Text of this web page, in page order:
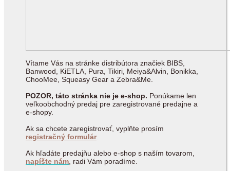
Vítame Vás na stránke distribútora značiek BIBS,
Banwood, KiETLA, Pura, Tikiri, Meiya&Alvin, Bonikka,
ChooMee, Squeasy Gear a Zebra&Me.
POZOR, táto stránka nie je e-shop. Ponúkame len
veľkoobchodný predaj pre zaregistrované predajne a
e-shopy.
Ak sa chcete zaregistrovať, vyplňte prosím
registračný formulár.
Ak hľadáte predajňu alebo e-shop s naším tovarom,
napíšte nám , radi Vám poradíme.